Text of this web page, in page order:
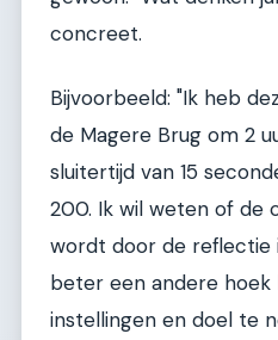
concreet.
Bijvoorbeeld: "Ik heb
de Magere Brug om 2
sluitertijd van 15
200. Ik wil weten of de
wordt door de
beter een andere hoek
instellingen en doel te